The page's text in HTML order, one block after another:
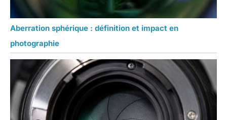
Aberration sphérique : définition et impact en
photographie